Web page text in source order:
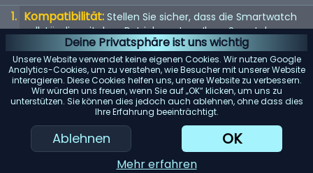
Deine Privatsphäre ist uns wichtig
Unsere Website verwendet keine eigenen Cookies. Wir nutzen Google
Analytics-Cookies, um zu verstehen, wie Besucher mit unserer Website
interagieren. Diese Cookies helfen uns, unsere Website zu verbessern.
Wir würden uns freuen, wenn Sie auf „OK“ klicken, um uns zu
unterstützen. Sie können dies jedoch auch ablehnen, ohne dass dies
Ihre Erfahrung beeinträchtigt.
Ablehnen OK
Mehr erfahren
Kompatibilität: Stellen Sie sicher, dass die Smartwatch
vollständig mit dem Betriebssystem Ihres Smartphones
(iOS oder Android) kompatibel ist, um mögliche
Einschränkungen zu vermeiden.
Akkulaufzeit: Achten Sie auf Modelle mit einer langen
Akkulaufzeit, insbesondere wenn Sie Funktionen wie GPS-
Tracking oder kontinuierliche Herzfrequenzmessung
regelmäßig nutzen möchten.
Gesundheits- und Fitness-Tracking:
Berücksichtigen
Sie die verschiedenen Tracking-Funktionen wie